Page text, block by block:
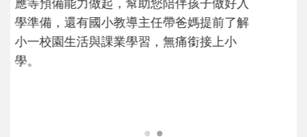
大。從給予安全感的肢體遊戲，到獨立自
主、角色認同及解決問題的能力養成。爸爸